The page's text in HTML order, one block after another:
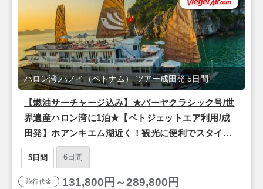
【燃油サーチャージ込み】★バーヤクラシック号/世
界遺産ハロン湾に1泊★【ベトジェットエア利用/成
田発】ホアンキエム湖近く！観光に便利でスタイリ
ッシュな4つ星『ザ・チーブティック・ハノイ（スー
ペリアルーム）』宿泊ハノイ3泊5日
ハロン湾,ハノイ（ベトナム） ツアー成田発 5日間
5日間 6日間
旅行代金 131,800円～289,800円